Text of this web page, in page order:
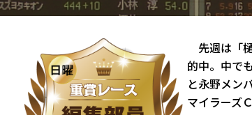
先週は「
的中。中で
と永野メン
マイラーズ